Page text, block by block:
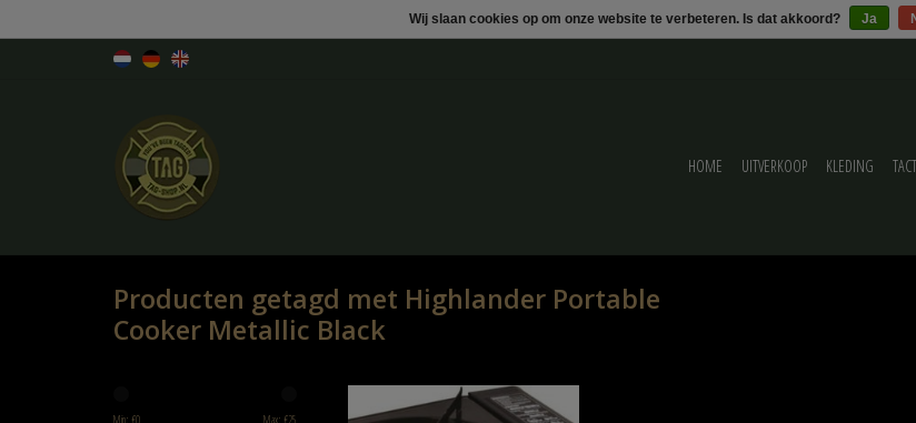
HOME UITVERKOOP KLEDING
Producten getagd met Highlander Portable
Cooker Metallic Black
Min: €0 Max: €25
Highlander Portable Cooker Metallic Black
Wij slaan cookies op om onze website te verbeteren. Is dat akkoord? Ja